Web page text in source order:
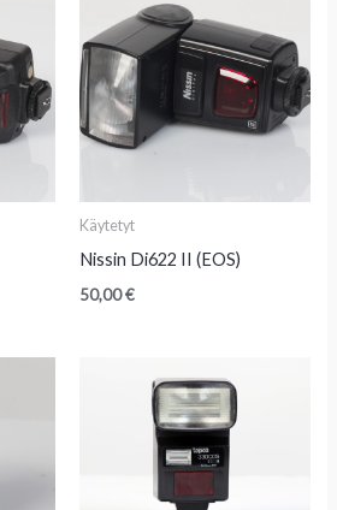
Käytetyt
Nissin Di622 II (EOS)
50,00€